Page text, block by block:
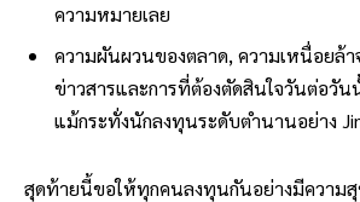
ความหมายเลย
ความผันผวนของตลาด, ความเหนื่อยล้า
ข่าวสารและการที่ต้องตัดสินใจวันต่อวั
แม้กระทั่งนักลงทุนระดับตำนานอย่าง
สุดท้ายนี้ขอให้ทุกคนลงทุนกันอย่างมีความ